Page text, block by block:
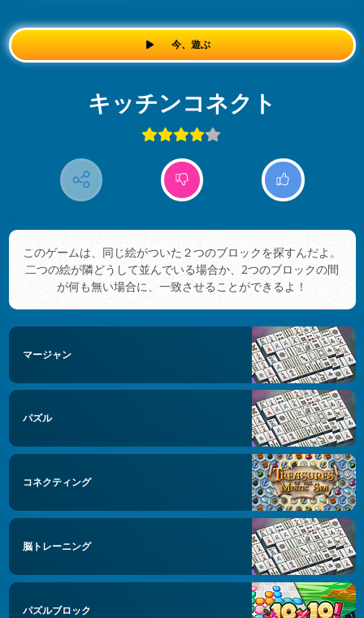
今、遊ぶ
キッチンコネクト
このゲームは、同じ絵がついた２つのブロックを探すんだよ。
二つの絵が隣どうして並んでいる場合か、2つのブロックの間
が何も無い場合に、一致させることができるよ！
マージャン
パズル
コネクティング
脳トレーニング
パズルブロック